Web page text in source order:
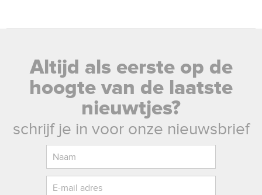
Altijd als eerste op de
hoogte van de laatste
nieuwtjes?
schrijf je in voor onze nieuwsbrief